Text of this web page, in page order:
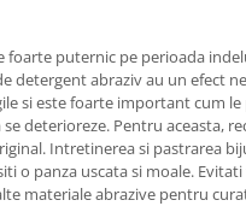
foarte puternic pe perioada
detergent abraziv au un efect
si este foarte important cum
deterioreze. Pentru aceasta,
Intretinerea si pastrarea
o panza uscata si moale.
materiale abrazive pentru